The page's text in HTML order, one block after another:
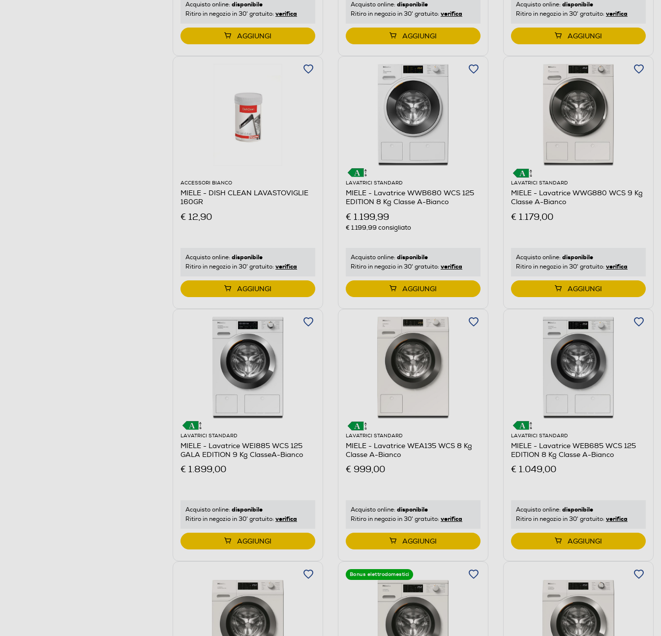
Acquisto online: disponibile
Ritiro in negozio in 30' gratuito: verifica
AGGIUNGI
Acquisto online: disponibile
Ritiro in negozio in 30' gratuito: verifica
AGGIUNGI
Acquisto online: disponibile
Ritiro in negozio in 30' gratuito: verifica
AGGIUNGI
ACCESSORI BIANCO
MIELE - DISH CLEAN LAVASTOVIGLIE
160GR
€ 12,90
Acquisto online: disponibile
Ritiro in negozio in 30' gratuito: verifica
AGGIUNGI
LAVATRICI STANDARD
MIELE - Lavatrice WWB680 WCS 125
EDITION 8 Kg Classe A-Bianco
€ 1.199,99
€ 1.199,99 consigliato
Acquisto online: disponibile
Ritiro in negozio in 30' gratuito: verifica
AGGIUNGI
LAVATRICI STANDARD
MIELE - Lavatrice WWG880 WCS 9 Kg
Classe A-Bianco
€ 1.179,00
Acquisto online: disponibile
Ritiro in negozio in 30' gratuito: verifica
AGGIUNGI
LAVATRICI STANDARD
MIELE - Lavatrice WEI885 WCS 125
GALA EDITION 9 Kg ClasseA-Bianco
€ 1.899,00
Acquisto online: disponibile
Ritiro in negozio in 30' gratuito: verifica
AGGIUNGI
LAVATRICI STANDARD
MIELE - Lavatrice WEA135 WCS 8 Kg
Classe A-Bianco
€ 999,00
Acquisto online: disponibile
Ritiro in negozio in 30' gratuito: verifica
AGGIUNGI
LAVATRICI STANDARD
MIELE - Lavatrice WEB685 WCS 125
EDITION 8 Kg Classe A-Bianco
€ 1.049,00
Acquisto online: disponibile
Ritiro in negozio in 30' gratuito: verifica
AGGIUNGI
Bonus elettrodomestici